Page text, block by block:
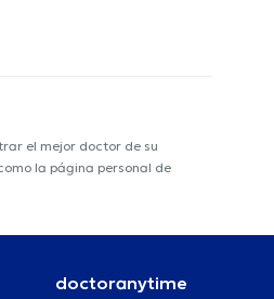
el mejor doctor de su
la página personal de
doctoranytime